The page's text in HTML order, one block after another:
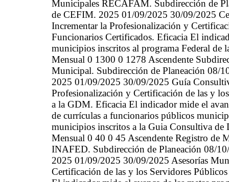
Municipales RECAFAM. Subdirección de
de CEFIM. 2025 01/09/2025 30/09/2025
Incrementar la Profesionalización y
Funcionarios Certificados. Eficacia El
municipios inscritos al programa Federal
Mensual 0 1300 0 1278 Ascendente
Municipal. Subdirección de Planeación 08/
2025 01/09/2025 30/09/2025 Guía
Profesionalización y Certificación de las y
a la GDM. Eficacia El indicador mide el
de currículas a funcionarios públicos
municipios inscritos a la Guia Consultiva
Mensual 0 40 0 45 Ascendente Registro de
INAFED. Subdirección de Planeación 08/
2025 01/09/2025 30/09/2025 Asesorías
Certificación de las y los Servidores